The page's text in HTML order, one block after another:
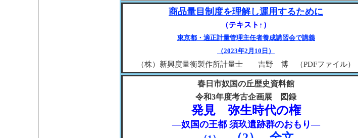
商品量目制度を理解し運用するために
（テキスト↑）
東京都・適正計量管理主任者養成講習会で講義
（2023年2月10日）
（株）新興度量衡製作所計量士 吉野 博 （PDFファイル）
春日市奴国の丘歴史資料館
令和3年度考古企画展 図録
発見 弥生時代の権
―奴国の王都 須玖遺跡群のおもり―